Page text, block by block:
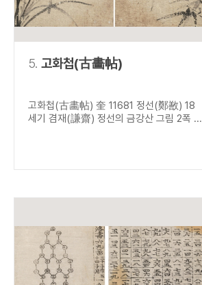
5. 고화첩(古畵帖)
고화첩(古畵帖) 奎 11681 정선(鄭敾) 18
세기 겸재(謙齋) 정선의 금강산 그림 2폭 ...